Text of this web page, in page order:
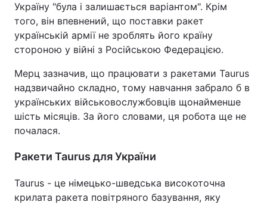
Україну "була і залишається варіантом". Крім
того, він впевнений, що поставки ракет
українській армії не зроблять його країну
стороною у війні з Російською Федерацією.
Мерц зазначив, що працювати з ракетами Taurus
надзвичайно складно, тому навчання забрало б в
українських військовослужбовців щонайменше
шість місяців. За його словами, ця робота ще не
почалася.
Ракети Taurus для України
Taurus - це німецько-шведська високоточна
крилата ракета повітряного базування, яку